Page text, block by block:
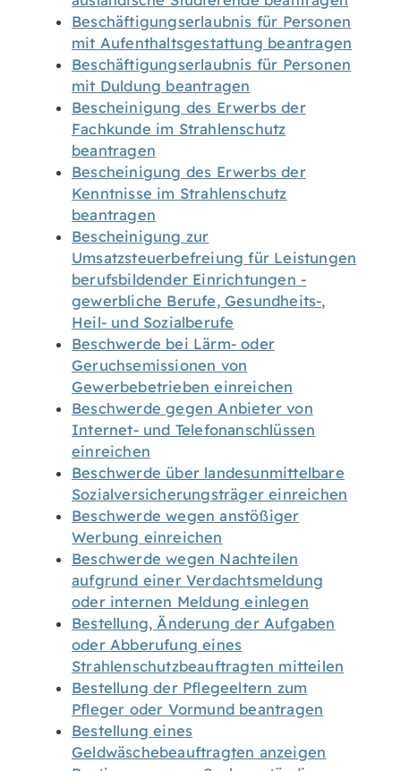
Beschäftigungserlaubnis für Personen
mit Aufenthaltsgestattung beantragen
Beschäftigungserlaubnis für Personen
mit Duldung beantragen
Bescheinigung des Erwerbs der
Fachkunde im Strahlenschutz
beantragen
Bescheinigung des Erwerbs der
Kenntnisse im Strahlenschutz
beantragen
Bescheinigung zur
Umsatzsteuerbefreiung für Leistungen
berufsbildender Einrichtungen -
gewerbliche Berufe, Gesundheits-,
Heil- und Sozialberufe
Beschwerde bei Lärm- oder
Geruchsemissionen von
Gewerbebetrieben einreichen
Beschwerde gegen Anbieter von
Internet- und Telefonanschlüssen
einreichen
Beschwerde über landesunmittelbare
Sozialversicherungsträger einreichen
Beschwerde wegen anstößiger
Werbung einreichen
Beschwerde wegen Nachteilen
aufgrund einer Verdachtsmeldung
oder internen Meldung einlegen
Bestellung, Änderung der Aufgaben
oder Abberufung eines
Strahlenschutzbeauftragten mitteilen
Bestellung der Pflegeeltern zum
Pfleger oder Vormund beantragen
Bestellung eines
Geldwäschebeauftragten anzeigen